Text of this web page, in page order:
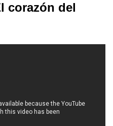
corazón del